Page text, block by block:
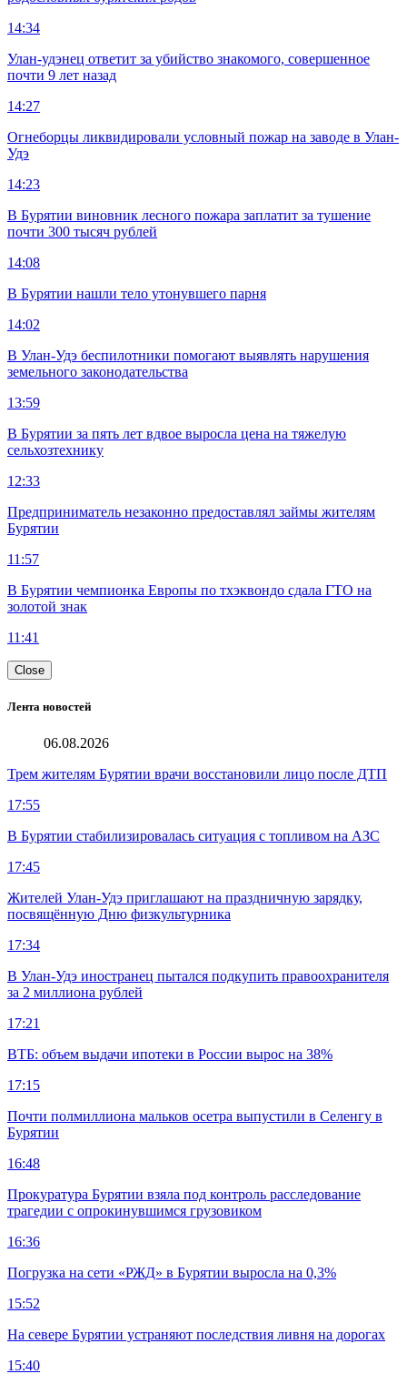
14:34
Улан-удэнец ответит за убийство знакомого, совершенное
почти 9 лет назад
14:27
Огнеборцы ликвидировали условный пожар на заводе в Улан-
Удэ
14:23
В Бурятии виновник лесного пожара заплатит за тушение
почти 300 тысяч рублей
14:08
В Бурятии нашли тело утонувшего парня
14:02
В Улан-Удэ беспилотники помогают выявлять нарушения
земельного законодательства
13:59
В Бурятии за пять лет вдвое выросла цена на тяжелую
сельхозтехнику
12:33
Предприниматель незаконно предоставлял займы жителям
Бурятии
11:57
В Бурятии чемпионка Европы по тхэквондо сдала ГТО на
золотой знак
11:41
Close
Лента новостей
06.08.2026
Трем жителям Бурятии врачи восстановили лицо после ДТП
17:55
В Бурятии стабилизировалась ситуация с топливом на АЗС
17:45
Жителей Улан-Удэ приглашают на праздничную зарядку,
посвящённую Дню физкультурника
17:34
В Улан-Удэ иностранец пытался подкупить правоохранителя
за 2 миллиона рублей
17:21
ВТБ: объем выдачи ипотеки в России вырос на 38%
17:15
Почти полмиллиона мальков осетра выпустили в Селенгу в
Бурятии
16:48
Прокуратура Бурятии взяла под контроль расследование
трагедии с опрокинувшимся грузовиком
16:36
Погрузка на сети «РЖД» в Бурятии выросла на 0,3%
15:52
На севере Бурятии устраняют последствия ливня на дорогах
15:40